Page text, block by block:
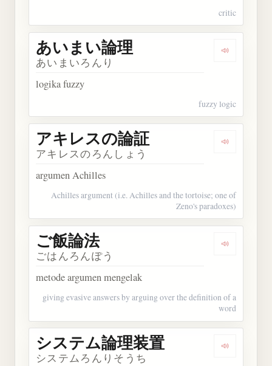
critic
Dengarkan
あいまい論理
あいまいろんり
logika fuzzy
fuzzy logic
Dengarkan
アキレスの論証
アキレスのろんしょう
argumen Achilles
Achilles argument (i.e. Achilles and the tortoise; one of
Zeno's paradoxes)
Dengarkan
ご飯論法
ごはんろんぽう
metode argumen mengelak
giving evasive answers by arguing over the definition of a
word
Dengarkan
システム論理装置
システムろんりそうち